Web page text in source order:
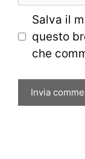
Salva il
questo
che